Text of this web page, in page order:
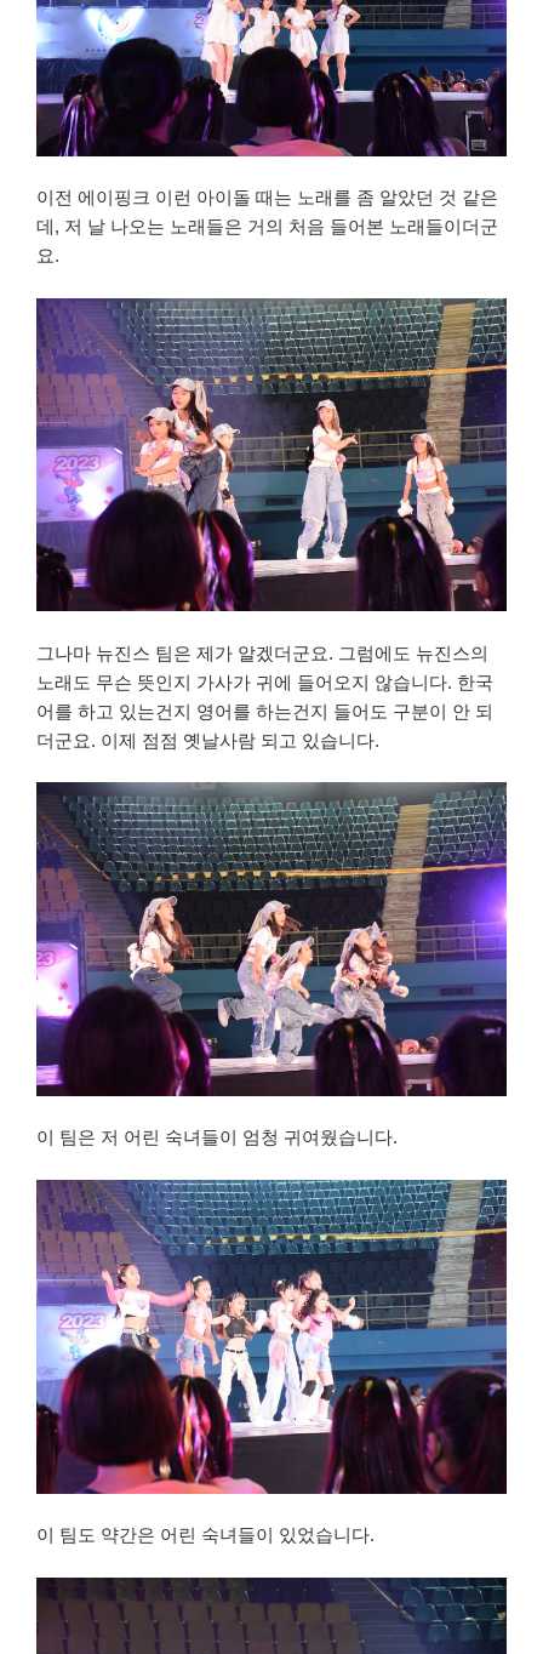
이전 에이핑크 이런 아이돌 때는 노래를 좀 알았던 것 같은
데, 저 날 나오는 노래들은 거의 처음 들어본 노래들이더군
요.
그나마 뉴진스 팀은 제가 알겠더군요. 그럼에도 뉴진스의
노래도 무슨 뜻인지 가사가 귀에 들어오지 않습니다. 한국
어를 하고 있는건지 영어를 하는건지 들어도 구분이 안 되
더군요. 이제 점점 옛날사람 되고 있습니다.
이 팀은 저 어린 숙녀들이 엄청 귀여웠습니다.
이 팀도 약간은 어린 숙녀들이 있었습니다.